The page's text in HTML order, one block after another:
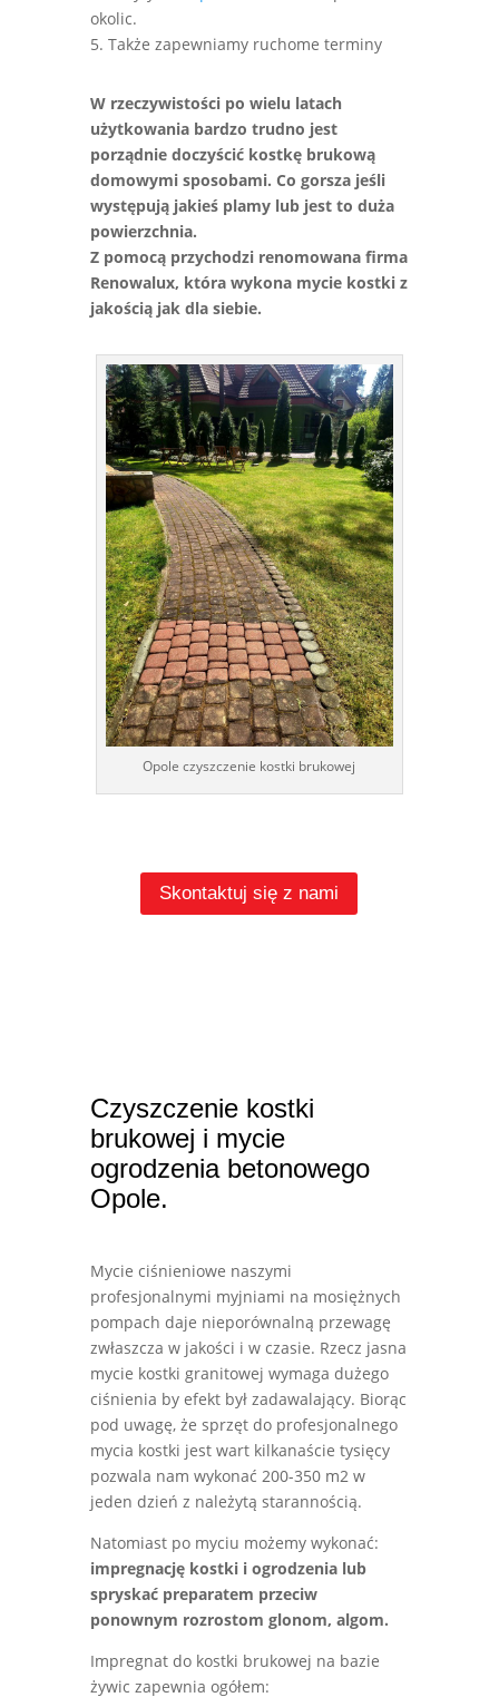
okolic.
5. Także zapewniamy ruchome terminy
W rzeczywistości po wielu latach
użytkowania bardzo trudno jest
porządnie doczyścić kostkę brukową
domowymi sposobami. Co gorsza jeśli
występują jakieś plamy lub jest to duża
powierzchnia.
Z pomocą przychodzi renomowana firma
Renowalux, która wykona mycie kostki z
jakością jak dla siebie.
Opole czyszczenie kostki brukowej
Skontaktuj się z nami
Czyszczenie kostki
brukowej i mycie
ogrodzenia betonowego
Opole.
Mycie ciśnieniowe naszymi
profesjonalnymi myjniami na mosiężnych
pompach daje nieporównalną przewagę
zwłaszcza w jakości i w czasie. Rzecz jasna
mycie kostki granitowej wymaga dużego
ciśnienia by efekt był zadawalający. Biorąc
pod uwagę, że sprzęt do profesjonalnego
mycia kostki jest wart kilkanaście tysięcy
pozwala nam wykonać 200-350 m2 w
jeden dzień z należytą starannością.
Natomiast po myciu możemy wykonać:
impregnację kostki i ogrodzenia lub
spryskać preparatem przeciw
ponownym rozrostom glonom, algom.
Impregnat do kostki brukowej na bazie
żywic zapewnia ogółem: